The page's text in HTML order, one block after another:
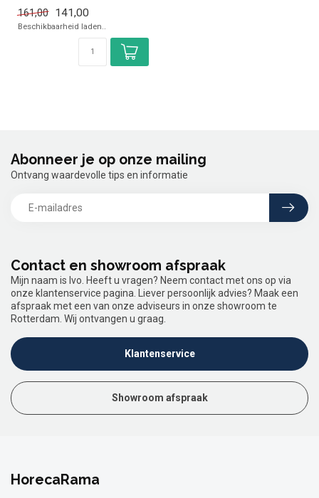
161,00
141,00
Beschikbaarheid laden..
Contact en showroom afspraak
Mijn naam is Ivo. Heeft u vragen? Neem contact met ons op via
onze klantenservice pagina. Liever persoonlijk advies? Maak een
afspraak met een van onze adviseurs in onze showroom te
Rotterdam. Wij ontvangen u graag.
Klantenservice
Showroom afspraak
Abonneer je op onze mailing
Ontvang waardevolle tips en informatie
HorecaRama